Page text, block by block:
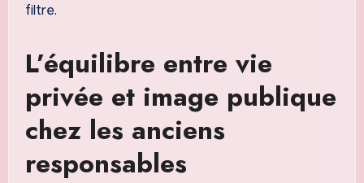
filtre.
L’équilibre entre vie
privée et image publique
chez les anciens
responsables